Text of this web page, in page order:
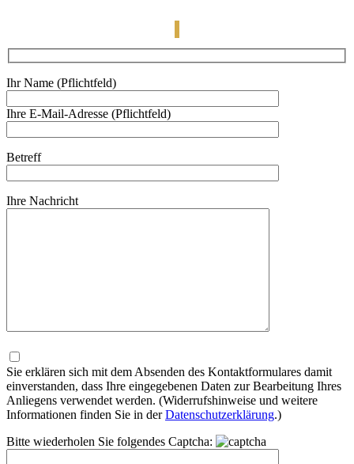
Ihr Name (Pflichtfeld)
Ihre E-Mail-Adresse (Pflichtfeld)
Betreff
Ihre Nachricht
lasse
dieses
Feld
leer.
Sie erklären sich mit dem Absenden des Kontaktformulares damit
einverstanden, dass Ihre eingegebenen Daten zur Bearbeitung Ihres
Anliegens verwendet werden. (Widerrufshinweise und weitere
Informationen finden Sie in derDatenschutzerklärung.)
Bitte wiederholen Sie folgendes Captcha: